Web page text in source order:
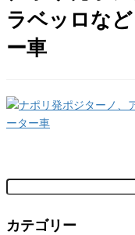
ラベッロな
ー車
検
索:
カテゴリー